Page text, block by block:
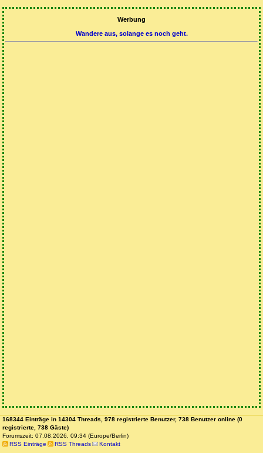
Werbung
Wandere aus, solange es noch geht.
168344 Einträge in 14304 Threads, 978 registrierte Benutzer, 738 Benutzer online (0
registrierte, 738 Gäste)
Forumszeit: 07.08.2026, 09:34 (Europe/Berlin)
RSS Einträge
RSS Threads Kontakt